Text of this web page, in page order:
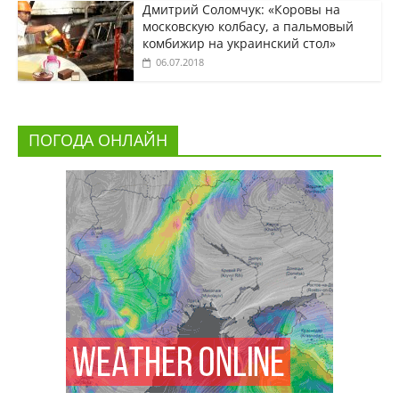
Дмитрий Соломчук: «Коровы на
московскую колбасу, а пальмовый
комбижир на украинский стол»
06.07.2018
ПОГОДА ОНЛАЙН